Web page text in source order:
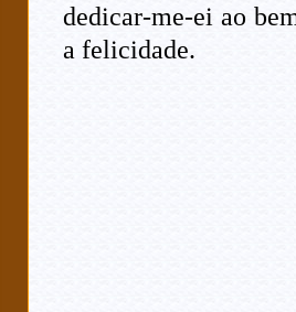
dedicar-me-ei ao
a felicidade.